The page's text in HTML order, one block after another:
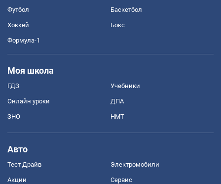
Футбол Баскетбол
Хоккей Бокс
Формула-1
Моя школа
ГДЗ Учебники
Онлайн уроки ДПА
ЗНО НМТ
Авто
Тест Драйв Электромобили
Акции Сервис